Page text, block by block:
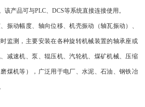
该产品可与PLC、DCS等系统直接连接使用。
振动幅度、轴向位移、机壳振动（轴瓦振动）、
监测，主要安装在各种旋转机械装置的轴承座或
减速机、泵、辊压机、汽轮机、煤矿机械、压缩
煤机等），广泛用于电厂、水泥、石油、钢铁冶